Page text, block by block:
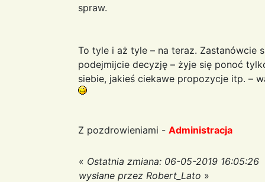
spraw.
To tyle i aż tyle – na teraz. Zastanówcie
podejmijcie decyzję – żyje się ponoć
siebie, jakieś ciekawe propozycje itp. –
Z pozdrowieniami - Administracja
« Ostatnia zmiana: 06-05-2019 16:05:26
wysłane przez Robert_Lato »